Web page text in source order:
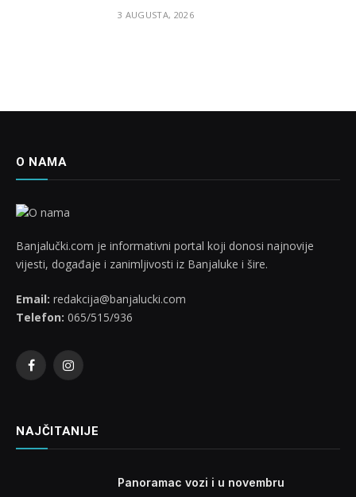
3 AUGUSTA, 2026
O NAMA
Banjalučki.com je informativni portal koji donosi najnovije
vijesti, događaje i zanimljivosti iz Banjaluke i šire.
Email: redakcija@banjalucki.com
Telefon: 065/515/936
FacebookInstagram
NAJČITANIJE
Panoramac vozi i u novembru